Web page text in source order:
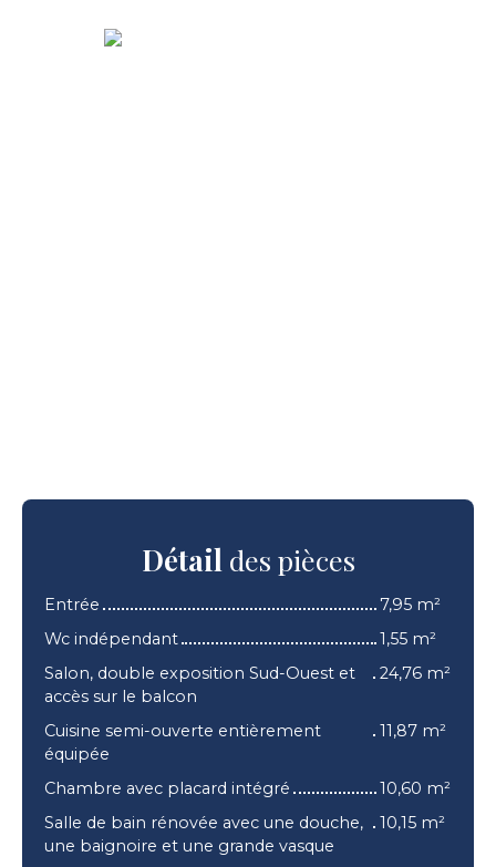
Détail des pièces
Entrée
7,95 m²
Wc indépendant
1,55 m²
Salon, double exposition Sud-Ouest et
accès sur le balcon
24,76 m²
Cuisine semi-ouverte entièrement
équipée
11,87 m²
Chambre avec placard intégré
10,60 m²
Salle de bain rénovée avec une douche,
une baignoire et une grande vasque
10,15 m²